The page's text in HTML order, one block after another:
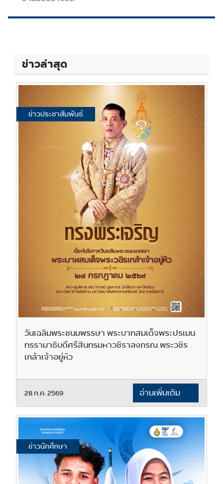
ข่าวล่าสุด
ข่าวประชาสัมพันธ์
วันเฉลิมพระชนมพรรษา พระบาทสมเด็จพระปรเมน
ทรรามาธิบดีศรีสินทรมหาวชิราลงกรณ พระวชิร
เกล้าเจ้าอยู่หัว
28 ก.ค. 2569 อ่านเพิ่มเติม
ข่าวนักศึกษา